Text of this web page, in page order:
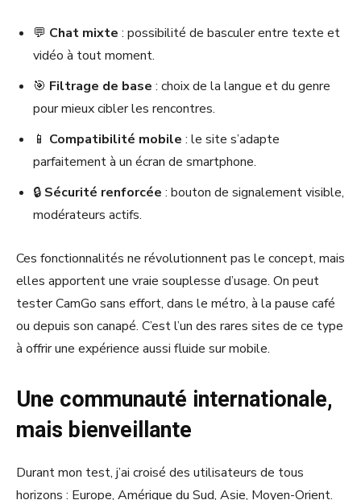
💬 Chat mixte : possibilité de basculer entre texte et
vidéo à tout moment.
🎯 Filtrage de base : choix de la langue et du genre
pour mieux cibler les rencontres.
📱 Compatibilité mobile : le site s’adapte
parfaitement à un écran de smartphone.
🔒 Sécurité renforcée : bouton de signalement visible,
modérateurs actifs.
Ces fonctionnalités ne révolutionnent pas le concept, mais
elles apportent une vraie souplesse d’usage. On peut
tester CamGo sans effort, dans le métro, à la pause café
ou depuis son canapé. C’est l’un des rares sites de ce type
à offrir une expérience aussi fluide sur mobile.
Une communauté internationale,
mais bienveillante
Durant mon test, j’ai croisé des utilisateurs de tous
horizons : Europe, Amérique du Sud, Asie, Moyen-Orient.